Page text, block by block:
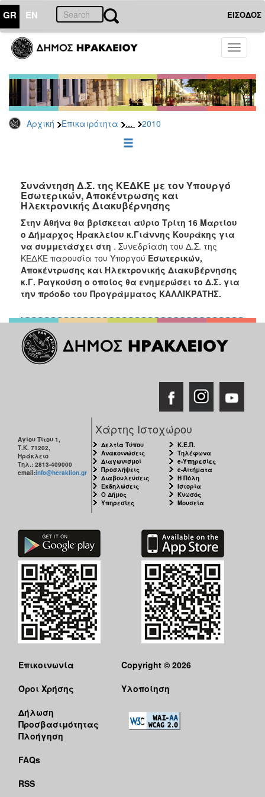
GR EN ΕΙΣΟΔΟΣ
Toggle
Αρχική Επικαιρότητα ... 2010
ΕΠΙΚΑΙΡΟΤΗΤΑ
Τύπου
Αρχείο
2026
2025
2022
2021
2020
2019
2018
2017
2016
2013
2012
2011
ΔΗΜΟΤΗΣ
Συνάντηση Δ.Σ. της ΚΕΔΚΕ με τον Υπουργό
Εσωτερικών, Αποκέντρωσης και
Ηλεκτρονικής Διακυβέρνησης
Στην Αθήνα θα βρίσκεται αύριο Τρίτη 16 Μαρτίου
ο Δήμαρχος Ηρακλείου κ.Γιάννης Κουράκης για
να συμμετάσχει στη . Συνεδρίαση του Δ.Σ. της
ΚΕΔΚΕ παρουσία του Υποργού Εσωτερικών,
Αποκέντρωσης και Ηλεκτρονικής Διακυβέρνησης
κ.Γ. Ραγκούση ο οποίος θα ενημερώσει το Δ.Σ. για
την πρόοδο του Προγράμματος ΚΑΛΛΙΚΡΑΤΗΣ.
Αγίου Τίτου 1,
Τ.Κ. 71202,
Ηράκλειο
Τηλ.: 2813-409000
email:info@heraklion.gr
Χάρτης Ιστοχώρου
Δελτία Τύπου
Ανακοινώσεις
Διαγωνισμοί
Προσλήψεις
Διαβουλεύσεις
Εκδηλώσεις
Ο Δήμος
Υπηρεσίες
Κ.Ε.Π.
Τηλέφωνα
e-Υπηρεσίες
e-Αιτήματα
Η Πόλη
Ιστορία
Κνωσός
Μουσεία
Επικοινωνία
Όροι Χρήσης
Δήλωση
Προσβασιμότητας
Πλοήγηση
FAQs
RSS
Copyright © 2026
Υλοποίηση